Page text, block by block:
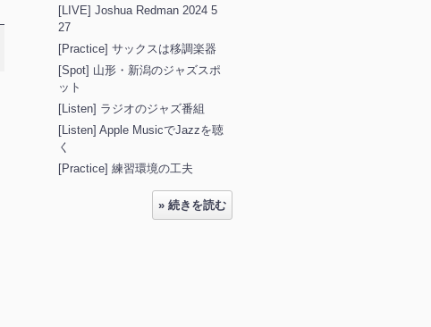
[LIVE] Joshua Redman 2024 5
27
[Practice] サックスは移調楽器
[Spot] 山形・新潟のジャズスポ
ット
[Listen] ラジオのジャズ番組
[Listen] Apple MusicでJazzを聴
く
[Practice] 練習環境の工夫
» 続きを読む